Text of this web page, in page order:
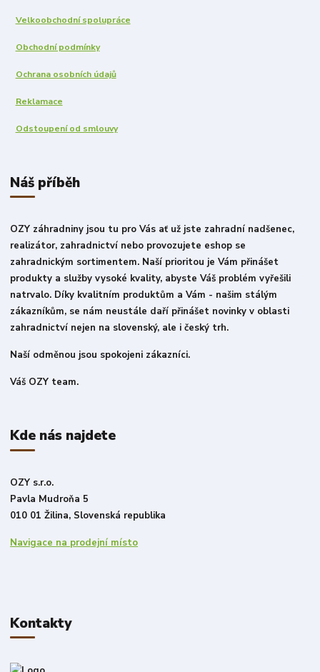
Velkoobchodní spolupráce
Obchodní podmínky
Ochrana osobních údajů
Reklamace
Odstoupení od smlouvy
Náš příběh
OZY záhradniny jsou tu pro Vás ať už jste zahradní nadšenec,
realizátor, zahradnictví nebo provozujete eshop se
zahradnickým sortimentem. Naší prioritou je Vám přinášet
produkty a služby vysoké kvality, abyste Váš problém vyřešili
natrvalo. Díky kvalitním produktům a Vám - našim stálým
zákazníkům, se nám neustále daří přinášet novinky v oblasti
zahradnictví nejen na slovenský, ale i český trh.
Naší odměnou jsou spokojeni zákazníci.
Váš OZY team.
Kde nás najdete
OZY s.r.o.
Pavla Mudroňa 5
010 01 Žilina, Slovenská republika
Navigace na prodejní místo
Kontakty